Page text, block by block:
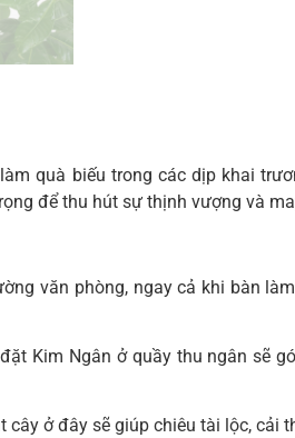
quà biếu trong các dịp khai
để thu hút sự thịnh vượng và
văn phòng, ngay cả khi bàn
Kim Ngân ở quầy thu ngân sẽ
ở đây sẽ giúp chiêu tài lộc, cải